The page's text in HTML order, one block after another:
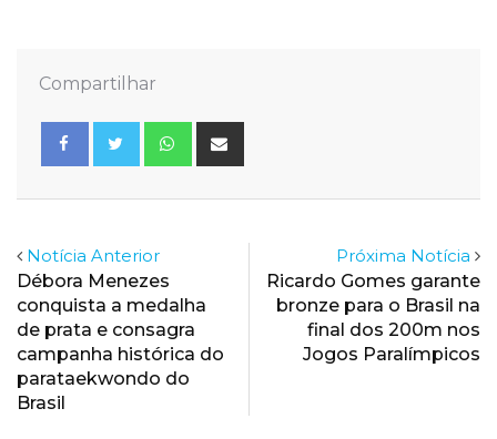
Compartilhar
Whatsapp
Notícia Anterior
Débora Menezes
conquista a medalha
de prata e consagra
campanha histórica do
parataekwondo do
Brasil
Próxima Notícia
Ricardo Gomes garante
bronze para o Brasil na
final dos 200m nos
Jogos Paralímpicos